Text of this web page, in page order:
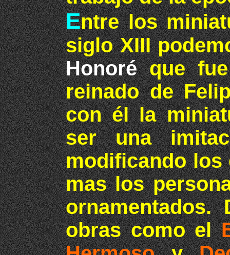
Entre los
siglo XIII
Honoréque
reinado de
con él la
ser una
modificando los
mas los
obras como el